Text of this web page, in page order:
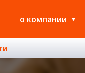
о компании